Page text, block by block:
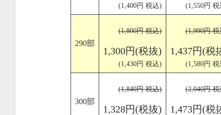
(1,400円 税込) (1,550円
290部
(1,800円 税込)
1,300円(税抜)
(1,430円 税込)
(1,990円
1,437円(税
(1,580円
300部
(1,840円 税込)
1,328円(税抜)
(2,040円
1,473円(税